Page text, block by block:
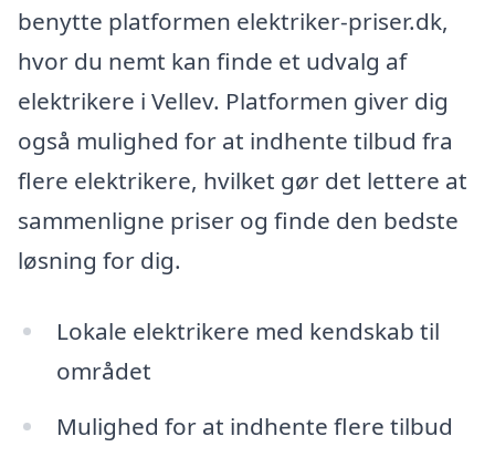
benytte platformen elektriker-priser.dk,
hvor du nemt kan finde et udvalg af
elektrikere i Vellev. Platformen giver dig
også mulighed for at indhente tilbud fra
flere elektrikere, hvilket gør det lettere at
sammenligne priser og finde den bedste
løsning for dig.
Lokale elektrikere med kendskab til
området
Mulighed for at indhente flere tilbud